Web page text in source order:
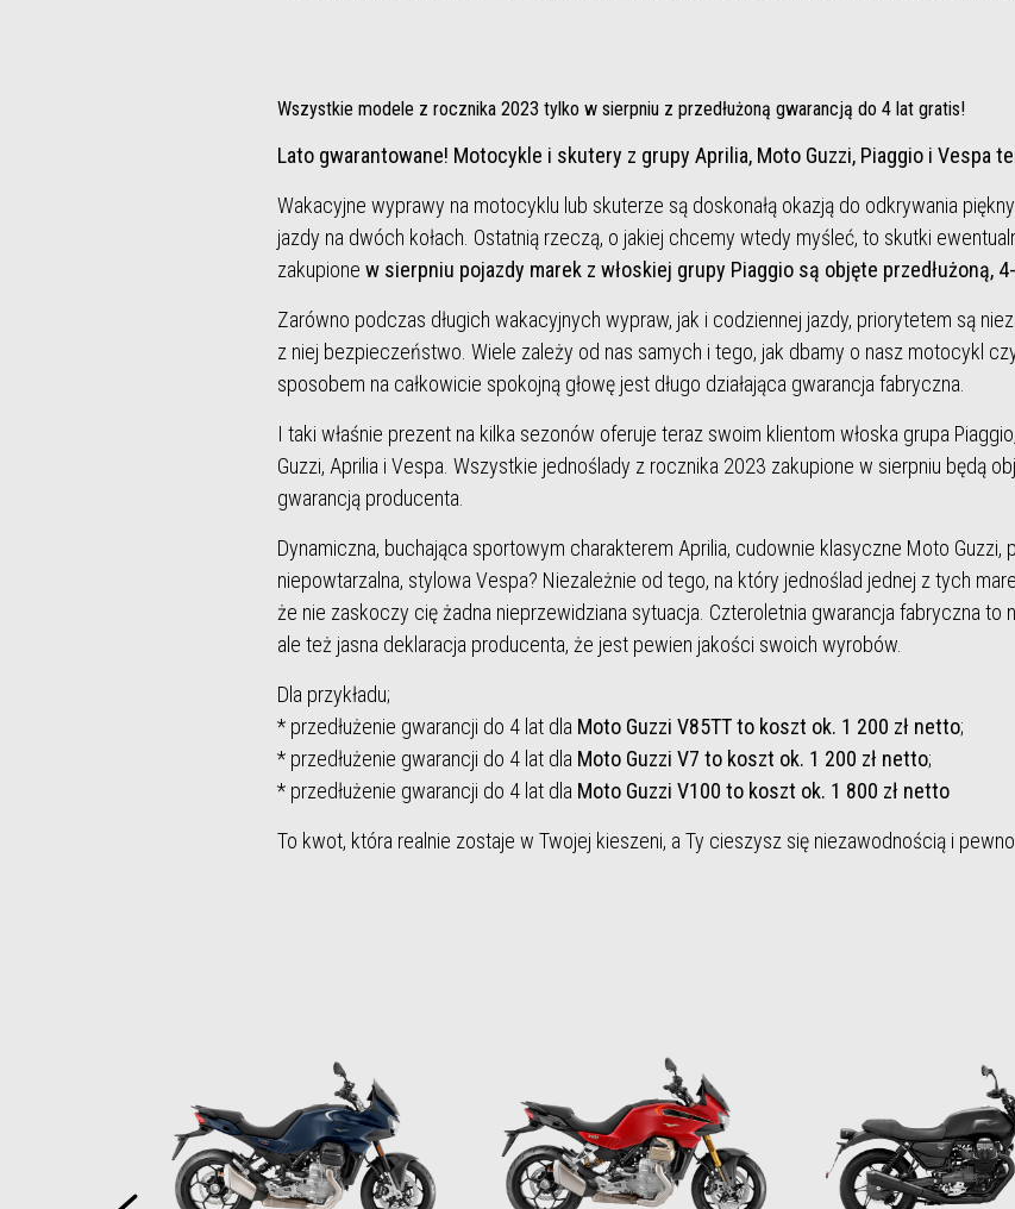
Wszystkie modele z rocznika 2023 tylko w sierpniu z przedłużoną gwarancją do 4 lat gratis!
Lato gwarantowane! Motocykle i skutery z grupy Aprilia, Moto Guzzi, Piaggio i Vespa
Wakacyjne wyprawy na motocyklu lub skuterze są doskonałą okazją do odkrywania
jazdy na dwóch kołach. Ostatnią rzeczą, o jakiej chcemy wtedy myśleć, to skutki
zakupione w sierpniu pojazdy marek z włoskiej grupy Piaggio są objęte przedłużoną,
Zarówno podczas długich wakacyjnych wypraw, jak i codziennej jazdy, priorytetem są
z niej bezpieczeństwo. Wiele zależy od nas samych i tego, jak dbamy o nasz motocykl
sposobem na całkowicie spokojną głowę jest długo działająca gwarancja fabryczna.
I taki właśnie prezent na kilka sezonów oferuje teraz swoim klientom włoska grupa
Guzzi, Aprilia i Vespa. Wszystkie jednoślady z rocznika 2023 zakupione w sierpniu będą
gwarancją producenta.
Dynamiczna, buchająca sportowym charakterem Aprilia, cudownie klasyczne Moto
niepowtarzalna, stylowa Vespa? Niezależnie od tego, na który jednoślad jednej z tych
że nie zaskoczy cię żadna nieprzewidziana sytuacja. Czteroletnia gwarancja fabryczna to
ale też jasna deklaracja producenta, że jest pewien jakości swoich wyrobów.
Dla przykładu;
* przedłużenie gwarancji do 4 lat dla Moto Guzzi V85TT to koszt ok. 1 200 zł netto;
* przedłużenie gwarancji do 4 lat dla Moto Guzzi V7 to koszt ok. 1 200 zł netto;
* przedłużenie gwarancji do 4 lat dla Moto Guzzi V100 to koszt ok. 1 800 zł netto
To kwot, która realnie zostaje w Twojej kieszeni, a Ty cieszysz się niezawodnością i